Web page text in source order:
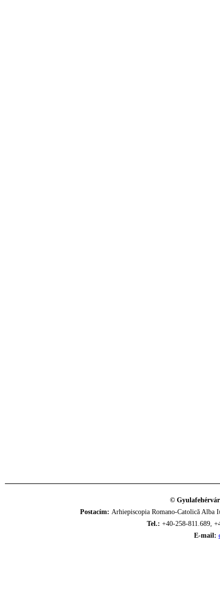
©
Postacím: Arhiepiscopia Romano-Catolică
Tel.: +40-258-811.689,
E-mail: